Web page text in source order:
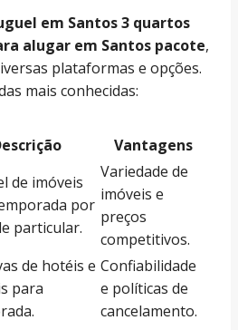
em Santos 3 quartos
alugar em Santos pacote,
plataformas e opções.
mais conhecidas:
Vantagens
de imóveis
por
particular.
Variedade de
imóveis e
preços
competitivos.
de hotéis e
para
Confiabilidade
e políticas de
cancelamento.